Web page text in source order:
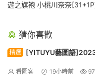
遊之旗袍 小桃川奈奈
猜你喜歡
精選 [YITUYU藝圖語
看圖客 19小時前 97